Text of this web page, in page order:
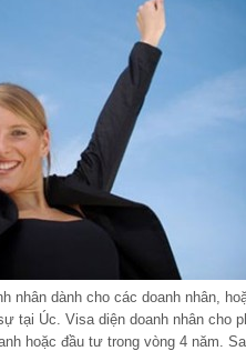
nhân dành cho các doanh nhân,
tại Úc. Visa diện doanh nhân cho
hoặc đầu tư trong vòng 4 năm.